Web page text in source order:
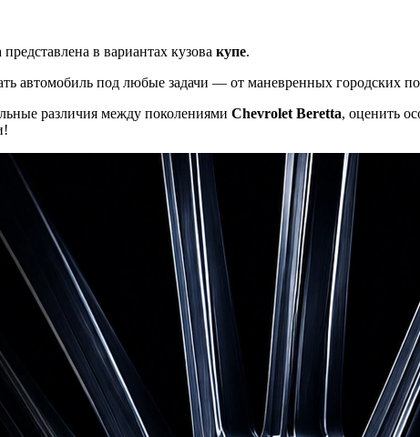
в вариантах кузова купе.
автомобиль под любые задачи — от маневренных городских
различия между поколениями Chevrolet Beretta, оценить